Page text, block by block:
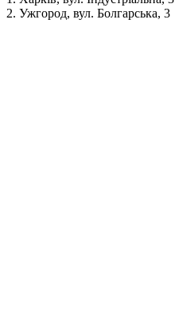
2. Ужгород, вул. Болгарська, 3